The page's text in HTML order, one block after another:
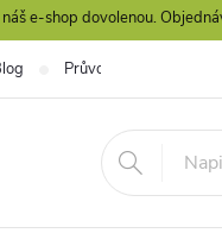
e-shop dovolenou.
Průvodce výběrem